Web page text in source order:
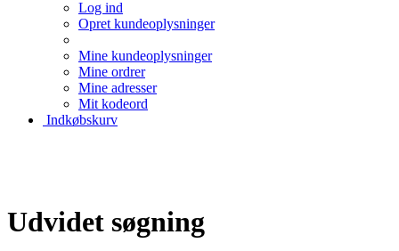
Log ind
Opret kundeoplysninger
Mine kundeoplysninger
Mine ordrer
Mine adresser
Mit kodeord
Indkøbskurv
Udvidet søgning